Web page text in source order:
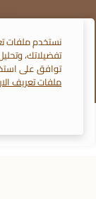
© 2026 النمرسي جميع الحقوق محفوظة
المتجر
نستخدم ملفات
تفضيلاتك،
توافق على
ملفات تعريف